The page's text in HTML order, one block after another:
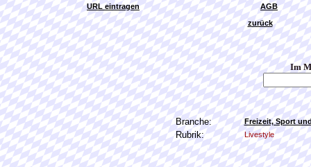
URL eintragen
AGB
zurück
Im
Branche: Freizeit, Sport
Rubrik: Livestyle